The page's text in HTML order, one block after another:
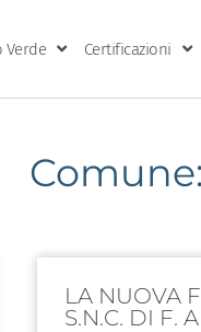
Verde Certificazioni
LA NUOVA
S.N.C. DI F.